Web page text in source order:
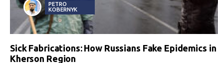
PETRO
KOBERNYK
Sick Fabrications: How Russians Fake Epidemics in
Kherson Region